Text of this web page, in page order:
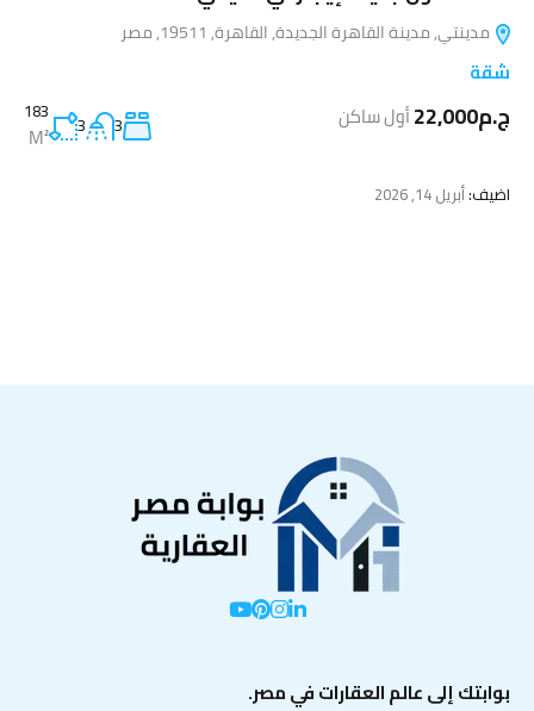
مدينتي, مدينة القاهرة الجديدة, القاهرة, 19511, مصر
شقة
ج.م22,000 أول ساكن 3
3
183
M²
اضيف:أبريل 14, 2026
بوابتك إلى عالم العقارات في مصر.